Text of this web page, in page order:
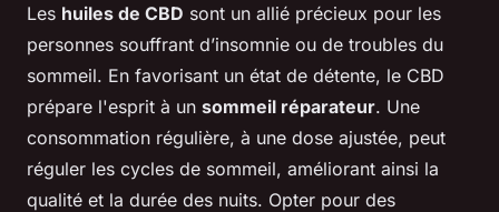
Les huiles de CBD sont un allié précieux pour les
personnes souffrant d’insomnie ou de troubles du
sommeil. En favorisant un état de détente, le CBD
prépare l'esprit à un sommeil réparateur. Une
consommation régulière, à une dose ajustée, peut
réguler les cycles de sommeil, améliorant ainsi la
qualité et la durée des nuits. Opter pour des